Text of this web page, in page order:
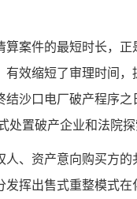
案件的最短时长，
效缩短了审理时间
沙口电厂破产程序之
置破产企业和法院
、资产意向购买方
挥出售式重整模式